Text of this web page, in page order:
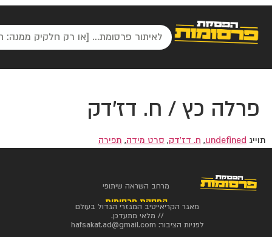
פרלה כץ / ח. דז'דק
תוייג undefined
, ח. דז'דק, סרט מידה, תפירה
מרחב השראה שיתופי
הפסקת פרסומות
מאגר הקריאייטיב המגזרי הגדול בעולם
// מלאי מתעדכן.
לפניות הציבור: hafsakat.ad@gmail.com